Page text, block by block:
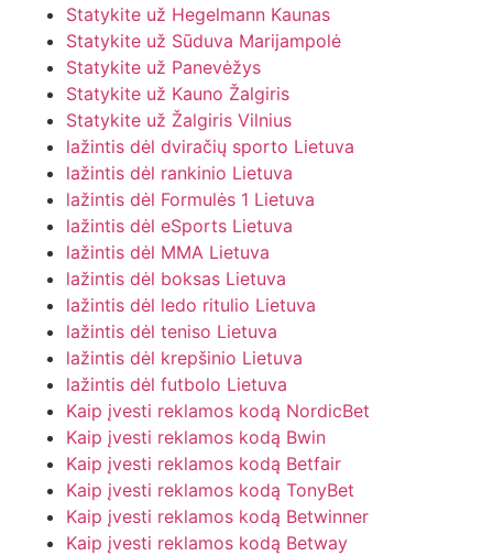
Statykite už Hegelmann Kaunas
Statykite už Sūduva Marijampolė
Statykite už Panevėžys
Statykite už Kauno Žalgiris
Statykite už Žalgiris Vilnius
lažintis dėl dviračių sporto Lietuva
lažintis dėl rankinio Lietuva
lažintis dėl Formulės 1 Lietuva
lažintis dėl eSports Lietuva
lažintis dėl MMA Lietuva
lažintis dėl boksas Lietuva
lažintis dėl ledo ritulio Lietuva
lažintis dėl teniso Lietuva
lažintis dėl krepšinio Lietuva
lažintis dėl futbolo Lietuva
Kaip įvesti reklamos kodą NordicBet
Kaip įvesti reklamos kodą Bwin
Kaip įvesti reklamos kodą Betfair
Kaip įvesti reklamos kodą TonyBet
Kaip įvesti reklamos kodą Betwinner
Kaip įvesti reklamos kodą Betway